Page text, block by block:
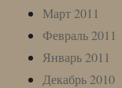
Март 2011
Февраль 2011
Январь 2011
Декабрь 2010